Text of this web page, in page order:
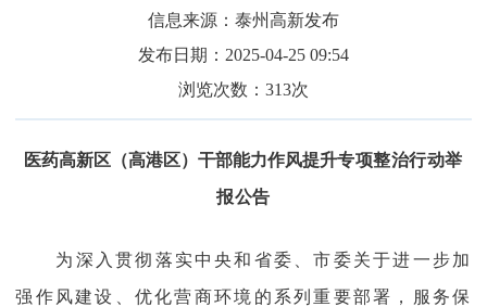
信息来源：泰州高新发布
发布日期：2025-04-25 09:54
浏览次数： 313次
医药高新区（高港区）干部能力作风提升专项整治行动举
报公告
为深入贯彻落实中央和省委、市委关于进一步加
强作风建设、优化营商环境的系列重要部署，服务保